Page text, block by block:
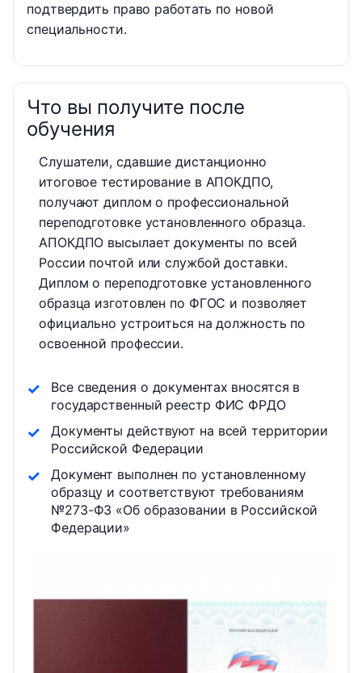
подтвердить право работать по новой
специальности.
Что вы получите после
обучения
Слушатели, сдавшие дистанционно
итоговое тестирование в АПОКДПО,
получают диплом о профессиональной
переподготовке установленного образца.
АПОКДПО высылает документы по всей
России почтой или службой доставки.
Диплом о переподготовке установленного
образца изготовлен по ФГОС и позволяет
официально устроиться на должность по
освоенной профессии.
Все сведения о документах вносятся в
государственный реестр ФИС ФРДО
Документы действуют на всей территории
Российской Федерации
Документ выполнен по установленному
образцу и соответствуют требованиям
№273-ФЗ «Об образовании в Российской
Федерации»